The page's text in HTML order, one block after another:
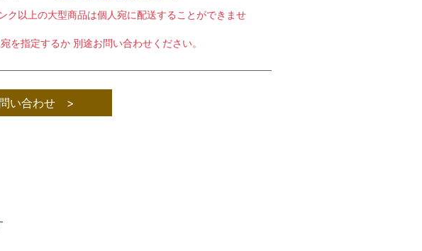
ク以上の大型商品は個人宛に配送することができませ
を指定するか 別途お問い合わせください。
い合わせ >